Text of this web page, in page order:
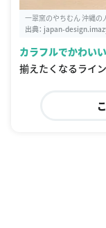
一翠窯のやちむん 沖縄の
出典： japan-
カラフルでかわいい
揃えたくなるライ